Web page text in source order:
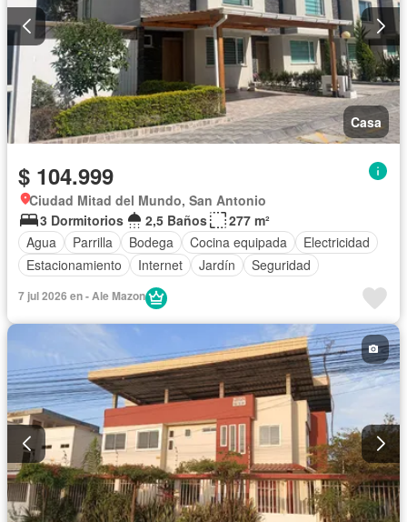
Casa
$ 104.999
Ciudad Mitad del Mundo, San Antonio
3 Dormitorios
2,5 Baños
277 m²
Agua
Parrilla Bodega Cocina equipada
Electricidad
Estacionamiento
Internet Jardín Seguridad
7 jul 2026 en - Ale Mazon